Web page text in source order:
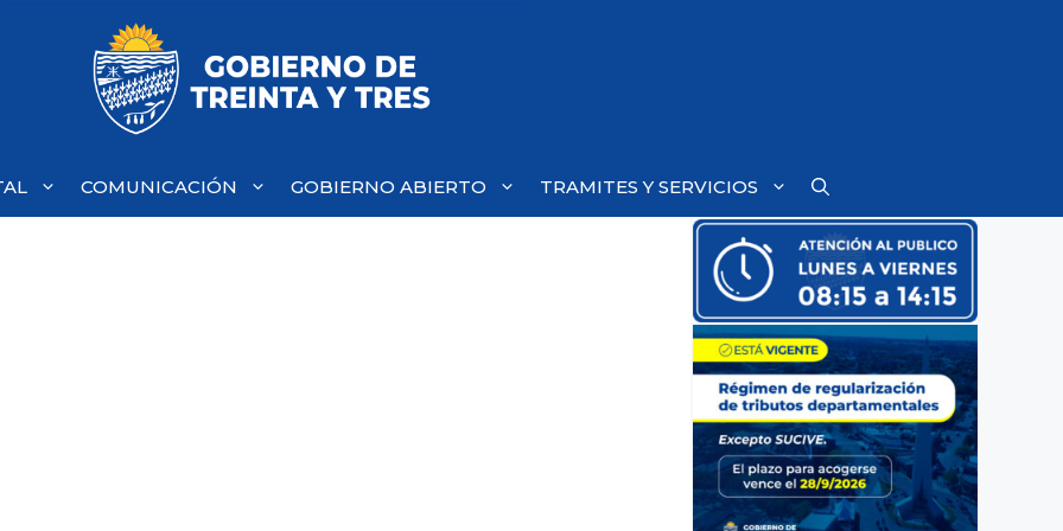
COMUNICACIÓN GOBIERNO ABIERTO TRAMITES Y SERVICIOS